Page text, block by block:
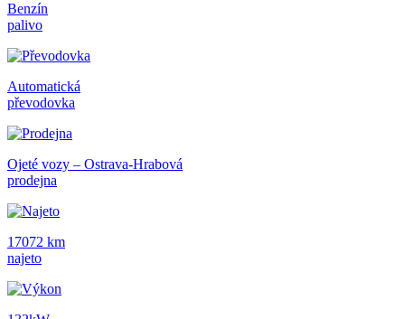
Benzín
palivo
Automatická
převodovka
Ojeté vozy – Ostrava-Hrabová
prodejna
17072 km
najeto